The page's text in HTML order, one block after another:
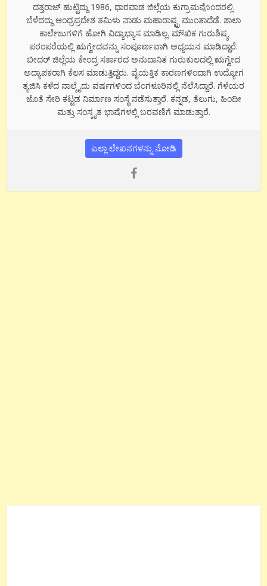
ದತ್ತರಾಜ್ ಹುಟ್ಟಿದ್ದು 1986, ಧಾರವಾಡ ಜಿಲ್ಲೆಯ ಕುಗ್ರಾಮವೊಂದರಲ್ಲಿ.
ಬೆಳೆದದ್ದು ಆಂಧ್ರಪ್ರದೇಶ ತಮಿಳು ನಾಡು ಮಹಾರಾಷ್ಟ್ರ ಮುಂತಾದೆಡೆ. ಶಾಲಾ
ಕಾಲೇಜುಗಳಿಗೆ ಹೋಗಿ ವಿದ್ಯಾಭ್ಯಾಸ ಮಾಡಿಲ್ಲ. ಮೌಖಿಕ ಗುರುಶಿಷ್ಯ
ಪರಂಪರೆಯಲ್ಲಿ ಋಗ್ವೇದವನ್ನು ಸಂಪೂರ್ಣವಾಗಿ ಅಧ್ಯಯನ ಮಾಡಿದ್ದಾರೆ.
ಬೀದರ್ ಜಿಲ್ಲೆಯ ಕೇಂದ್ರ ಸರ್ಕಾರದ ಅನುದಾನಿತ ಗುರುಕುಲದಲ್ಲಿ ಋಗ್ವೇದ
ಅದ್ಯಾಪಕರಾಗಿ ಕೆಲಸ ಮಾಡುತ್ತಿದ್ದರು. ವೈಯಕ್ತಿಕ ಕಾರಣಗಳಿಂದಾಗಿ ಉದ್ಯೋಗ
ತ್ಯಜಿಸಿ ಕಳೆದ ನಾಲ್ಕೈದು ವರ್ಷಗಳಿಂದ ಬೆಂಗಳೂರಿನಲ್ಲಿ ನೆಲೆಸಿದ್ದಾರೆ. ಗೆಳೆಯರ
ಜೊತೆ ಸೇರಿ ಕಟ್ಟಡ ನಿರ್ಮಾಣ ಸಂಸ್ಥೆ ನಡೆಸುತ್ತಾರೆ. ಕನ್ನಡ, ತೆಲುಗು, ಹಿಂದೀ
ಮತ್ತು ಸಂಸ್ಕೃತ ಭಾಷೆಗಳಲ್ಲಿ ಬರವಣಿಗೆ ಮಾಡುತ್ತಾರೆ.
ಎಲ್ಲಾ ಲೇಖನಗಳನ್ನು ನೋಡಿ